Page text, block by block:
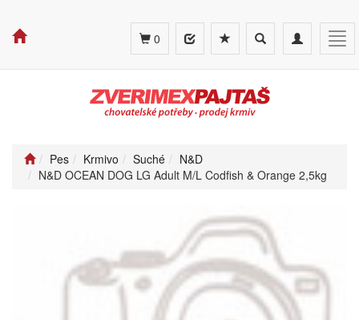
Toggle
navigation
Toggle
search
0
Pes Krmivo Suché
N&D
N&D OCEAN DOG LG Adult M/L Codfish & Orange 2,5kg